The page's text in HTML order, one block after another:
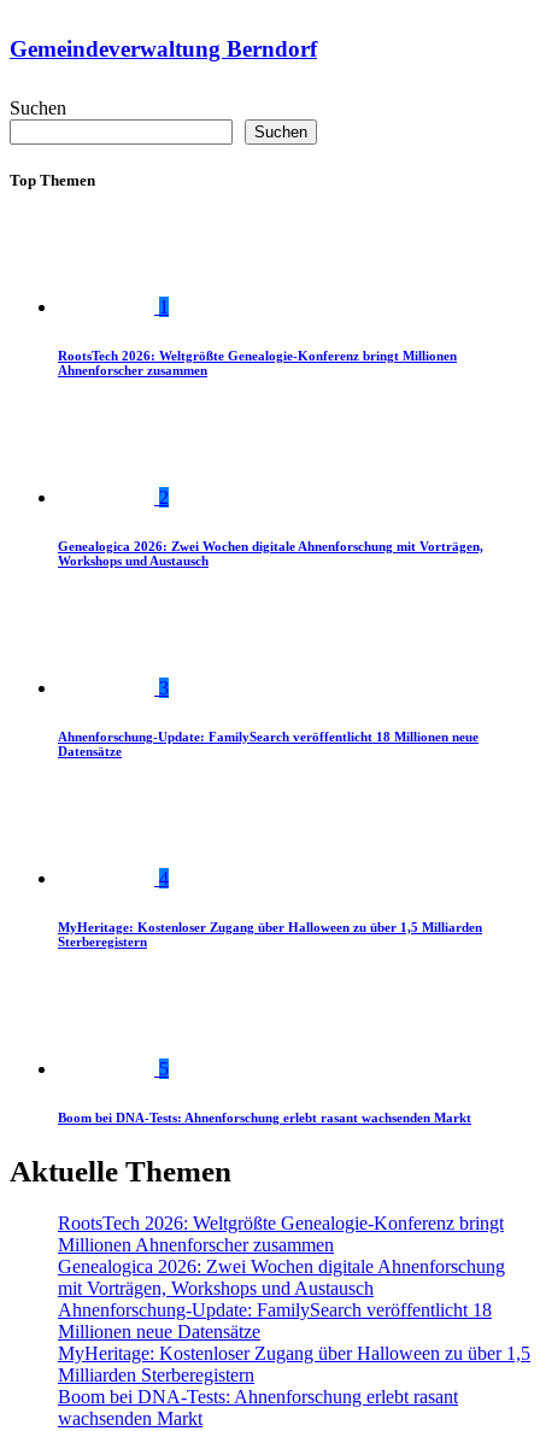
Gemeindeverwaltung Berndorf
Suchen
Suchen
Top Themen
1
RootsTech 2026: Weltgrößte Genealogie-Konferenz bringt Millionen
Ahnenforscher zusammen
2
Genealogica 2026: Zwei Wochen digitale Ahnenforschung mit Vorträgen,
Workshops und Austausch
3
Ahnenforschung-Update: FamilySearch veröffentlicht 18 Millionen neue
Datensätze
4
MyHeritage: Kostenloser Zugang über Halloween zu über 1,5 Milliarden
Sterberegistern
5
Boom bei DNA-Tests: Ahnenforschung erlebt rasant wachsenden Markt
Aktuelle Themen
RootsTech 2026: Weltgrößte Genealogie-Konferenz bringt
Millionen Ahnenforscher zusammen
Genealogica 2026: Zwei Wochen digitale Ahnenforschung
mit Vorträgen, Workshops und Austausch
Ahnenforschung-Update: FamilySearch veröffentlicht 18
Millionen neue Datensätze
MyHeritage: Kostenloser Zugang über Halloween zu über 1,5
Milliarden Sterberegistern
Boom bei DNA-Tests: Ahnenforschung erlebt rasant
wachsenden Markt